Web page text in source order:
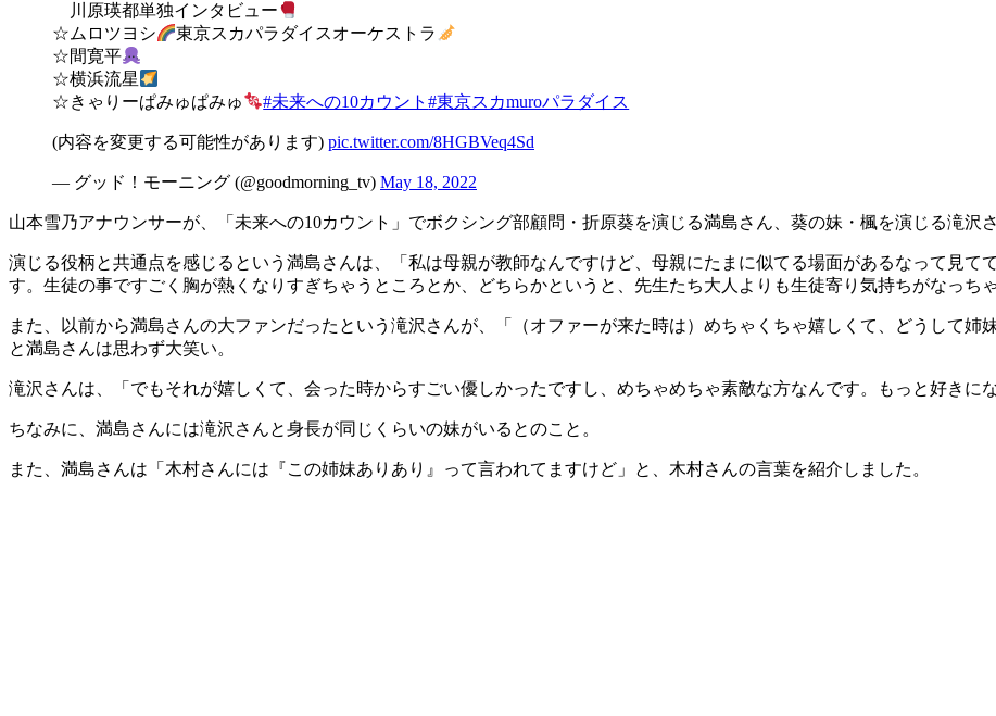
川原瑛都単独インタビュー
☆ムロツヨシ
東京スカパラダイスオーケストラ
☆間寛平
☆横浜流星
☆きゃりーぱみゅぱみゅ
#未来への10カウント#東京スカmuroパラダイス
(内容を変更する可能性があります) pic.twitter.com/8HGBVeq4Sd
— グッド！モーニング (@goodmorning_tv) May 18, 2022
山本雪乃アナウンサーが、「未来への10カウント」でボクシング部顧問・折原葵を演じる満島さん、葵の妹・楓を演じる滝沢
演じる役柄と共通点を感じるという満島さんは、「私は母親が教師なんですけど、母親にたまに似てる場面があるなって見て
す。生徒の事ですごく胸が熱くなりすぎちゃうところとか、どちらかというと、先生たち大人よりも生徒寄り気持ちがなっち
また、以前から満島さんの大ファンだったという滝沢さんが、「（オファーが来た時は）めちゃくちゃ嬉しくて、どうして
と満島さんは思わず大笑い。
滝沢さんは、「でもそれが嬉しくて、会った時からすごい優しかったですし、めちゃめちゃ素敵な方なんです。もっと好きに
ちなみに、満島さんには滝沢さんと身長が同じくらいの妹がいるとのこと。
また、満島さんは「木村さんには『この姉妹ありあり』って言われてますけど」と、木村さんの言葉を紹介しました。